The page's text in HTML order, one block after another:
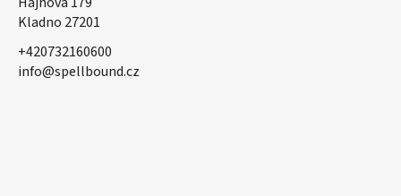
Kladno 27201
+420732160600
​info@spellbound.cz